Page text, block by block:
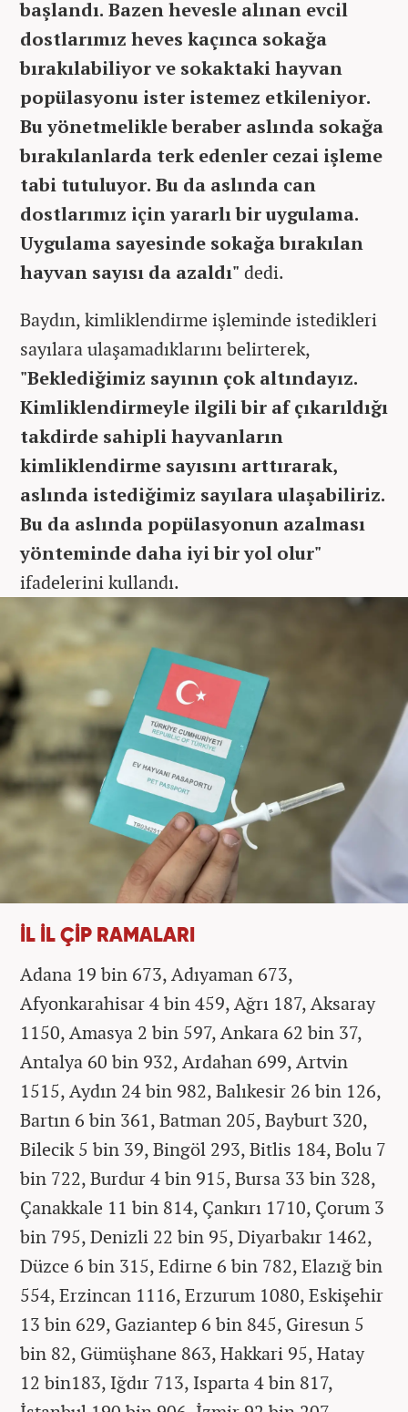
başlandı. Bazen hevesle alınan evcil
dostlarımız heves kaçınca sokağa
bırakılabiliyor ve sokaktaki hayvan
popülasyonu ister istemez etkileniyor.
Bu yönetmelikle beraber aslında sokağa
bırakılanlarda terk edenler cezai işleme
tabi tutuluyor. Bu da aslında can
dostlarımız için yararlı bir uygulama.
Uygulama sayesinde sokağa bırakılan
hayvan sayısı da azaldı" dedi.
Baydın, kimliklendirme işleminde istedikleri
sayılara ulaşamadıklarını belirterek,
"Beklediğimiz sayının çok altındayız.
Kimliklendirmeyle ilgili bir af çıkarıldığı
takdirde sahipli hayvanların
kimliklendirme sayısını arttırarak,
aslında istediğimiz sayılara ulaşabiliriz.
Bu da aslında popülasyonun azalması
yönteminde daha iyi bir yol olur"
ifadelerini kullandı.
İL İL ÇİP RAMALARI
Adana 19 bin 673, Adıyaman 673,
Afyonkarahisar 4 bin 459, Ağrı 187, Aksaray
1150, Amasya 2 bin 597, Ankara 62 bin 37,
Antalya 60 bin 932, Ardahan 699, Artvin
1515, Aydın 24 bin 982, Balıkesir 26 bin 126,
Bartın 6 bin 361, Batman 205, Bayburt 320,
Bilecik 5 bin 39, Bingöl 293, Bitlis 184, Bolu 7
bin 722, Burdur 4 bin 915, Bursa 33 bin 328,
Çanakkale 11 bin 814, Çankırı 1710, Çorum 3
bin 795, Denizli 22 bin 95, Diyarbakır 1462,
Düzce 6 bin 315, Edirne 6 bin 782, Elazığ bin
554, Erzincan 1116, Erzurum 1080, Eskişehir
13 bin 629, Gaziantep 6 bin 845, Giresun 5
bin 82, Gümüşhane 863, Hakkari 95, Hatay
12 bin183, Iğdır 713, Isparta 4 bin 817,